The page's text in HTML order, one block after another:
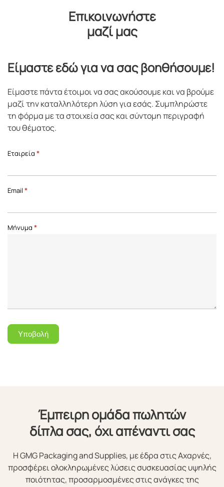
Επικοινωνήστε
μαζί μας
Είμαστε εδώ για να σας βοηθήσουμε!
Είμαστε πάντα έτοιμοι να σας ακούσουμε και να βρούμε
μαζί την καταλληλότερη λύση για εσάς. Συμπληρώστε
τη φόρμα με τα στοιχεία σας και σύντομη περιγραφή
του θέματος.
Επικοινωνία
Page
Εταιρεία *
Email *
Μήνυμα *
Υποβολή
Έμπειρη ομάδα πωλητών
δίπλα σας, όχι απέναντι σας
Η GMG Packaging and Supplies, με έδρα στις Αχαρνές,
προσφέρει ολοκληρωμένες λύσεις συσκευασίας υψηλής
ποιότητας, προσαρμοσμένες στις ανάγκες της